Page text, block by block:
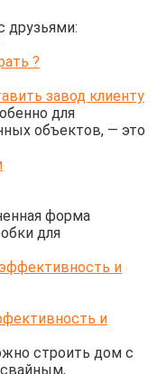
друзьями:
завод клиенту
для
объектов, — это
форма
для
и
строить дом с